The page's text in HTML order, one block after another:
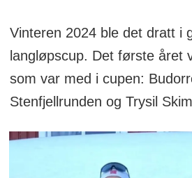
Vinteren 2024 ble det dratt i
langløpscup. Det første året
som var med i cupen:
Stenfjellrunden og Trysil